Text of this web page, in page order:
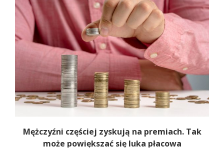
Mężczyźni częściej zyskują na premiach. Tak
może powiększać się luka płacowa